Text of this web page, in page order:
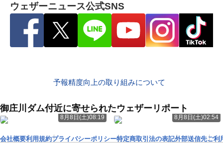
ウェザーニュース公式SNS
予報精度向上の取り組みについて
御庄川ダム付近に寄せられたウェザーリポート
8月8日(土)08:19 8月8日(土)02:54
会社概要利用規約プライバシーポリシー特定商取引法の表記外部送信先ご利